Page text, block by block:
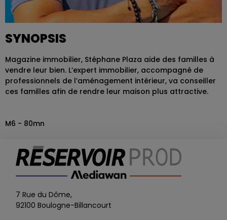
SYNOPSIS
Magazine immobilier, Stéphane Plaza aide des familles à
vendre leur bien. L’expert immobilier, accompagné de
professionnels de l’aménagement intérieur, va conseiller
ces familles afin de rendre leur maison plus attractive.
M6 - 80mn
7 Rue du Dôme,
92100 Boulogne-Billancourt